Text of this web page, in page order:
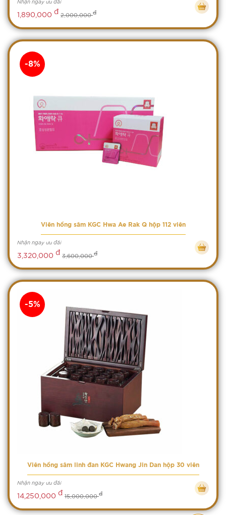
1,890,000 đ 2,000,000đ
Viên hồng sâm KGC Hwa Ae Rak Q hộp 112 viên
Nhận ngay ưu đãi
3,320,000 đ 3,600,000đ
-8%
Viên hồng sâm linh đan KGC Hwang Jin Dan hộp 30 viên
Nhận ngay ưu đãi
14,250,000 đ 15,000,000đ
-5%